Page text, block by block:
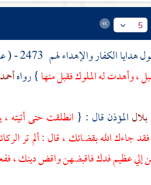
5
هدايا الكفار والإهداء لهم
، وأهدت له الملوك فقبل منها} رواهأحمد
بلالالمؤذن قال : {انطلقت حتى أتيته
جاءك الله بقضائك ، قال : ألم تر
إلي عظيمفدكفاقبضهن واقض دينك ،